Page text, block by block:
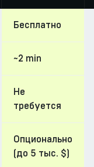
Бесплатно
~2 min
Не
требуется
Опционально
(до 5 тыс. $)